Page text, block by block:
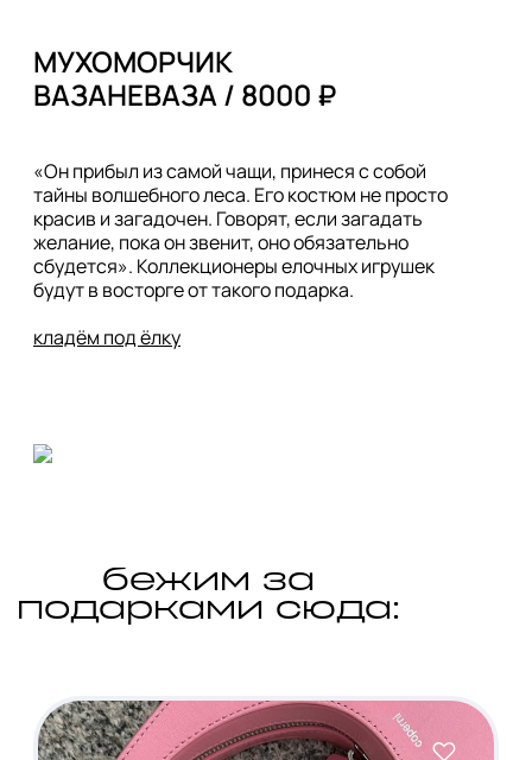
МУХОМОРЧИК
«Он прибыл из самой чащи, принеся с собой
тайны волшебного леса. Его костюм не просто
красив и загадочен. Говорят, если загадать
желание, пока он звенит, оно обязательно
сбудется». Коллекционеры елочных игрушек
будут в восторге от такого подарка.
кладём под ёлку
бежим за
подарками сюда: